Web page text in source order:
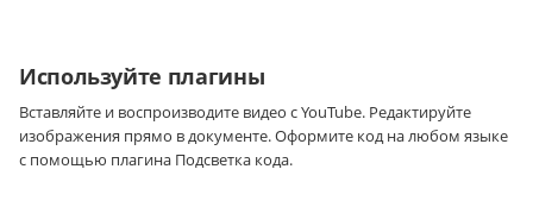
Используйте плагины
Вставляйте и воспроизводите видео с YouTube. Редактируйте
изображения прямо в документе. Оформите код на любом языке
с помощью плагина Подсветка кода.